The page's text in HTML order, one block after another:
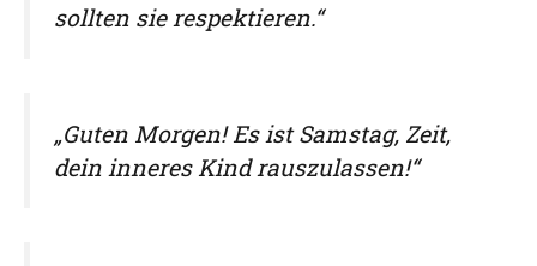
sollten sie respektieren.“
„Guten Morgen! Es ist Samstag, Zeit,
dein inneres Kind rauszulassen!“